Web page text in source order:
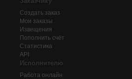
Создать заказ
Мои заказы
Извещения
Пополнить счёт
Статистика
API
Исполнителю
Работа онлайн